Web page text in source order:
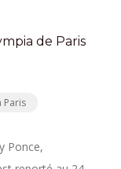
de Paris
Paris
Ponce,